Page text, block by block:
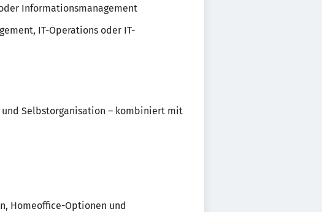
Informationsmanagement
IT-Operations oder IT-
und Selbstorganisation – kombiniert mit
Homeoffice-Optionen und